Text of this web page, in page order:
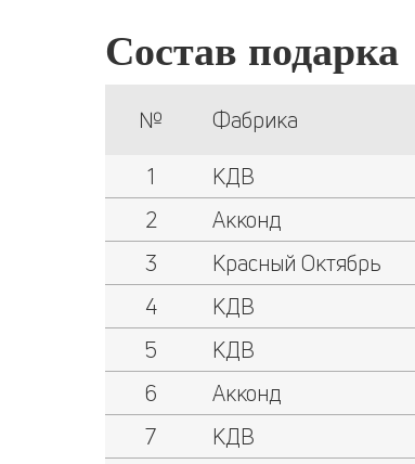
Состав подарка
№ Фабрика
1
КДВ
2
Акконд
3
Красный Октябрь
4
КДВ
5
КДВ
6
Акконд
7
КДВ